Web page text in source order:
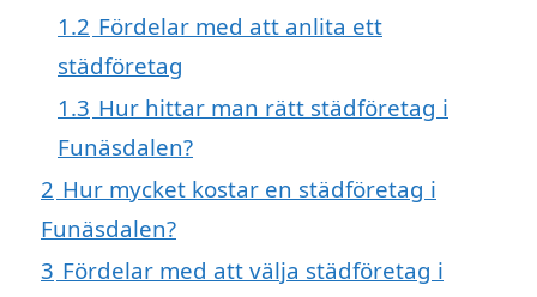
1.2 Fördelar med att anlita ett
städföretag
1.3 Hur hittar man rätt städföretag i
Funäsdalen?
2 Hur mycket kostar en städföretag i
Funäsdalen?
3 Fördelar med att välja städföretag i